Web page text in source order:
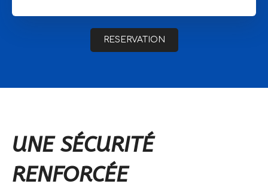
RESERVATION
UNE SÉCURITÉ
RENFORCÉE